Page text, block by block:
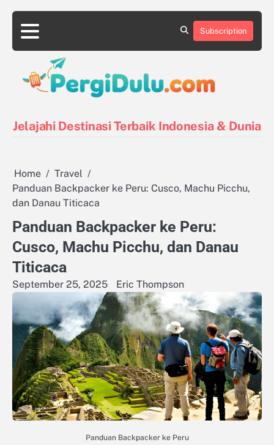
content
Destinasi
Destinasi
Kontak
Kuliner
Tentang
Tips
Subscription
Jelajahi Destinasi Terbaik Indonesia & Dunia
Home
Travel
Panduan Backpacker ke Peru: Cusco, Machu Picchu,
dan Danau Titicaca
Panduan Backpacker ke Peru:
Cusco, Machu Picchu, dan Danau
Titicaca
September 25, 2025 Eric Thompson
Panduan Backpacker ke Peru